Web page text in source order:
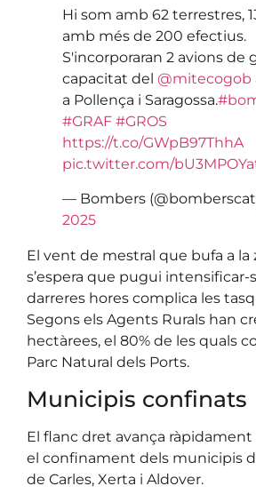
Hi som amb 62 terrestres,
amb més de 200 efectius.
S'incorporaran 2 avions de
capacitat del @mitecogob
a Pollença i Saragossa.
#GRAF #GROS
https://t.co/GWpB97ThhA
pic.twitter.com/
— Bombers
2025
El vent de mestral que bufa a la
s’espera que pugui intensificar-
darreres hores complica les
Segons els Agents Rurals han
hectàrees, el 80% de les quals
Parc Natural dels Ports.
Municipis confinats
El flanc dret avança ràpidament
el confinament dels municipis
de Carles, Xerta i Aldover.